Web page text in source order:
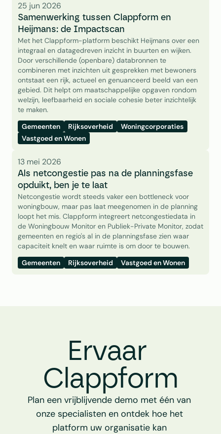
25 jun 2026
Samenwerking tussen Clappform en
Heijmans: de Impactscan
Met het Clappform-platform beschikt Heijmans over een
integraal en datagedreven inzicht in buurten en wijken.
Door verschillende (openbare) databronnen te
combineren met inzichten uit gesprekken met bewoners
ontstaat een rijk, actueel en genuanceerd beeld van een
gebied. Dit helpt om maatschappelijke opgaven rondom
welzijn, leefbaarheid en sociale cohesie beter inzichtelijk
te maken.
Gemeenten
Rijksoverheid
Woningcorporaties
Vastgoed en Wonen
13 mei 2026
Als netcongestie pas na de planningsfase
opduikt, ben je te laat
Netcongestie wordt steeds vaker een bottleneck voor
woningbouw, maar pas laat meegenomen in de planning
loopt het mis. Clappform integreert netcongestiedata in
de Woningbouw Monitor en Publiek-Private Monitor, zodat
gemeenten en regio's al in de planningsfase zien waar
capaciteit knelt en waar ruimte is om door te bouwen.
Gemeenten
Rijksoverheid Vastgoed en Wonen
Ervaar
Clappform
Plan een vrijblijvende demo met één van
onze specialisten en ontdek hoe het
platform uw organisatie kan